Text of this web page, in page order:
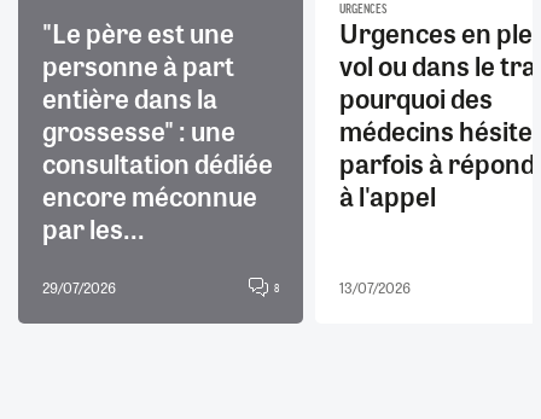
"Le père est une
personne à part
entière dans la
grossesse" : une
consultation dédiée
encore méconnue
par les...
29/07/2026 8
URGENCES
Urgences en
vol ou dans le
pourquoi des
médecins
parfois à
à l'appel
13/07/2026